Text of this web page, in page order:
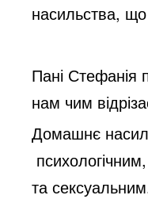
насильства, що
Пані Стефанія
нам чим
Домашнє
та